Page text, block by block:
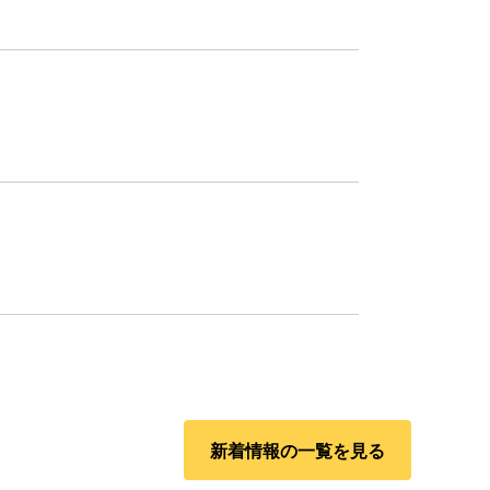
新着情報の一覧を見る